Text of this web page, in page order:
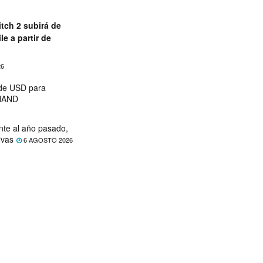
2 subirá de
a partir de
USD para
al año pasado,
6 AGOSTO 2026